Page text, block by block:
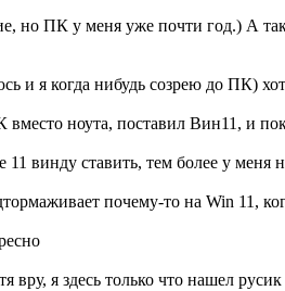
но ПК у меня уже почти год.) А
и я когда нибудь созрею до ПК)
ноута, поставил Вин11, и
11 винду ставить, тем более у
почему-то на Win 11,
вру, я здесь только что нашел